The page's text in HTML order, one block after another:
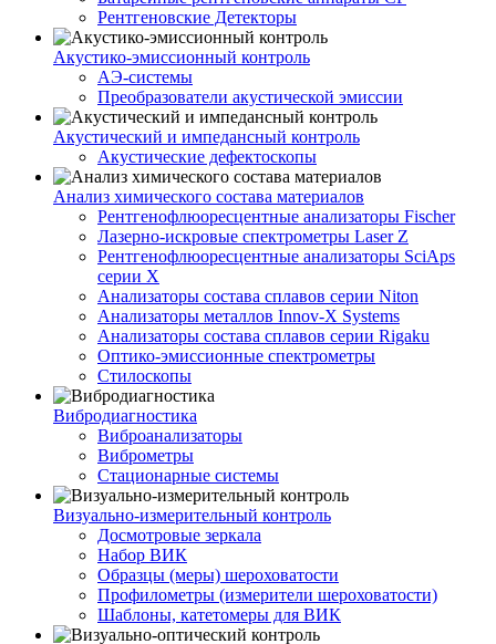
Рентгеновские Детекторы
Акустико-эмисcионный контроль
АЭ-системы
Преобразователи акустической эмиссии
Акустический и импедансный контроль
Акустические дефектоскопы
Анализ химического состава материалов
Рентгенофлюоресцентные анализаторы Fischer
Лазерно-искровые спектрометры Laser Z
Рентгенофлюоресцентные анализаторы SciAps
серии Х
Анализаторы состава сплавов серии Niton
Анализаторы металлов Innov-X Systems
Анализаторы состава сплавов серии Rigaku
Оптико-эмиссионные спектрометры
Стилоскопы
Вибродиагностика
Виброанализаторы
Виброметры
Стационарные системы
Визуально-измерительный контроль
Досмотровые зеркала
Набор ВИК
Образцы (меры) шероховатости
Профилометры (измерители шероховатости)
Шаблоны, катетомеры для ВИК